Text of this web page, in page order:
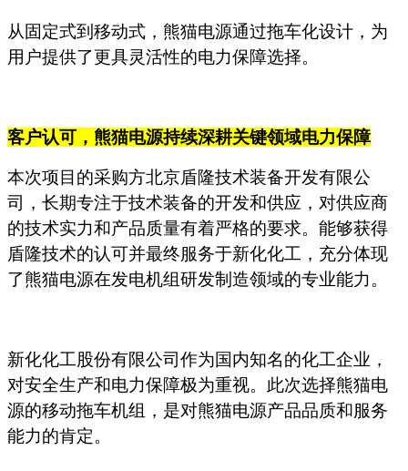
从固定式到移动式，熊猫电源通过拖车化设计，为
用户提供了更具灵活性的电力保障选择。
客户认可，熊猫电源持续深耕关键领域电力保障
本次项目的采购方北京盾隆技术装备开发有限公
司，长期专注于技术装备的开发和供应，对供应商
的技术实力和产品质量有着严格的要求。能够获得
盾隆技术的认可并最终服务于新化化工，充分体现
了熊猫电源在发电机组研发制造领域的专业能力。
新化化工股份有限公司作为国内知名的化工企业，
对安全生产和电力保障极为重视。此次选择熊猫电
源的移动拖车机组，是对熊猫电源产品品质和服务
能力的肯定。